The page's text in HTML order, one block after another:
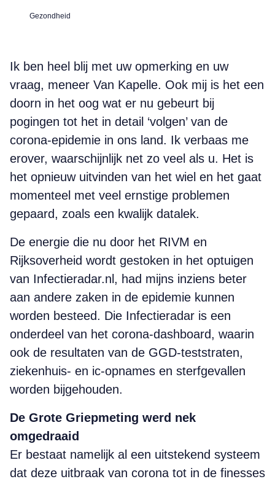
Gezondheid
Ik ben heel blij met uw opmerking en uw
vraag, meneer Van Kapelle. Ook mij is het een
doorn in het oog wat er nu gebeurt bij
pogingen tot het in detail ‘volgen’ van de
corona-epidemie in ons land. Ik verbaas me
erover, waarschijnlijk net zo veel als u. Het is
het opnieuw uitvinden van het wiel en het gaat
momenteel met veel ernstige problemen
gepaard, zoals een kwalijk datalek.
De energie die nu door het RIVM en
Rijksoverheid wordt gestoken in het optuigen
van Infectieradar.nl, had mijns inziens beter
aan andere zaken in de epidemie kunnen
worden besteed. Die Infectieradar is een
onderdeel van het corona-dashboard, waarin
ook de resultaten van de GGD-teststraten,
ziekenhuis- en ic-opnames en sterfgevallen
worden bijgehouden.
De Grote Griepmeting werd nek
omgedraaid
Er bestaat namelijk al een uitstekend systeem
dat deze uitbraak van corona tot in de finesses